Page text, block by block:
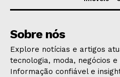
Sobre nós
Explore notícias e artigos
tecnologia, moda, negócios e
Informação confiável e